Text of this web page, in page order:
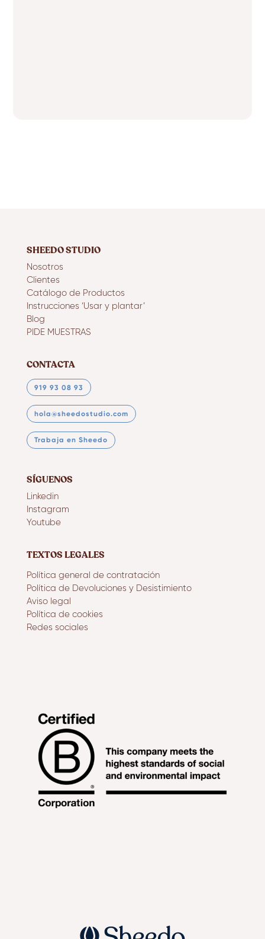
SHEEDO STUDIO
Nosotros
Clientes
Catálogo de Productos
Instrucciones ‘Usar y plantar’
Blog
PIDE MUESTRAS
CONTACTA
919 93 08 93
hola@sheedostudio.com
Trabaja en Sheedo
SÍGUENOS
Linkedin
Instagram
Youtube
TEXTOS LEGALES
Política general de contratación
Política de Devoluciones y Desistimiento
Aviso legal
Política de cookies
Redes sociales